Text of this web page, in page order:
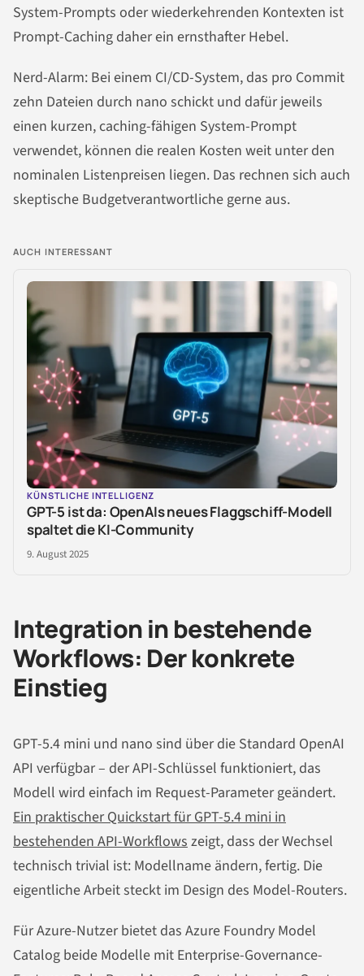
System-Prompts oder wiederkehrenden Kontexten ist
Prompt-Caching daher ein ernsthafter Hebel.
Nerd-Alarm: Bei einem CI/CD-System, das pro Commit
zehn Dateien durch nano schickt und dafür jeweils
einen kurzen, caching-fähigen System-Prompt
verwendet, können die realen Kosten weit unter den
nominalen Listenpreisen liegen. Das rechnen sich auch
skeptische Budgetverantwortliche gerne aus.
AUCH INTERESSANT
KÜNSTLICHE INTELLIGENZ
GPT-5 ist da: OpenAIs neues Flaggschiff-Modell
spaltet die KI-Community
9. August 2025
Integration in bestehende
Workflows: Der konkrete
Einstieg
GPT-5.4 mini und nano sind über die Standard OpenAI
API verfügbar – der API-Schlüssel funktioniert, das
Modell wird einfach im Request-Parameter geändert.
Ein praktischer Quickstart für GPT-5.4 mini in
bestehenden API-Workflowszeigt, dass der Wechsel
technisch trivial ist: Modellname ändern, fertig. Die
eigentliche Arbeit steckt im Design des Model-Routers.
Für Azure-Nutzer bietet das Azure Foundry Model
Catalog beide Modelle mit Enterprise-Governance-